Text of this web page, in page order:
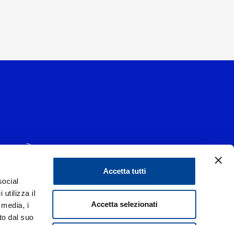
utilizza il
i
dal suo
Accetta tutti
Accetta selezionati
- 20139 Milano
29/06/1977